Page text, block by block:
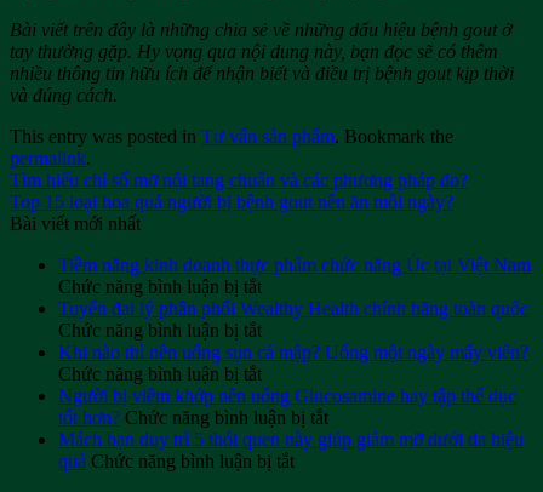
Bài viết trên đây là những chia sẻ về những dấu hiệu bệnh gout ở
tay thường gặp. Hy vọng qua nội dung này, bạn đọc sẽ có thêm
nhiều thông tin hữu ích để nhận biết và điều trị bệnh gout kịp thời
và đúng cách.
This entry was posted in Tư vấn sản phẩm. Bookmark the
permalink.
Tìm hiểu chỉ số mỡ nội tạng chuẩn và các phương pháp đo?
Top 15 loại hoa quả người bị bệnh gout nên ăn mỗi ngày?
Bài viết mới nhất
Tiềm năng kinh doanh thực phẩm chức năng Úc tại Việt Nam
Chức năng bình luận bị tắtở
Tiềm
năng
kinh
doanh
thực
phẩm
chức
năng
Tuyển đại lý phân phối Wealthy Health chính hãng toàn quốc
Chức năng bình luận bị tắtở
Tuyển
đại
lý
phân
phối
Wealthy
Khi nào thì nên uống sụn cá mập? Uống một ngày mấy viên?
Chức năng bình luận bị tắtở
Khi
nào
thì
nên
Người bị viêm khớp nên uống Glucosamine hay tập thể dục
tốt hơn? Chức năng bình luận bị tắtở
Người
Mách bạn duy trì 5 thói quen này giúp giảm mỡ dưới da hiệu
quả Chức năng bình luận bị tắtở